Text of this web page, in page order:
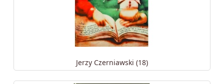
Jerzy Czerniawski (18)